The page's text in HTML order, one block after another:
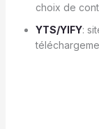
choix de
YTS/YIFY: